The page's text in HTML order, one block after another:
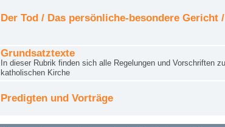
Der Tod / Das persönliche-besondere Gericht
Grundsatztexte
In dieser Rubrik finden sich alle Regelungen und Vorschriften
katholischen Kirche
Predigten und Vorträge